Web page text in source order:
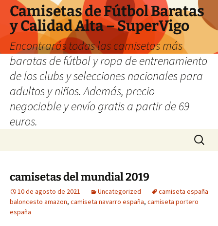
Camisetas de Fútbol Baratas
y Calidad Alta – SuperVigo
Encontrarás todas las camisetas más
baratas de fútbol y ropa de entrenamiento
de los clubs y selecciones nacionales para
adultos y niños. Además, precio
negociable y envío gratis a partir de 69
euros.
Buscar:
camisetas del mundial 2019
10 de agosto de 2021 Uncategorized
camiseta españa
baloncesto amazon, camiseta navarro españa, camiseta portero
españa